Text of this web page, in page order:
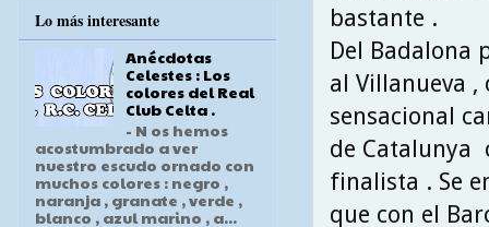
bastante .
Del Badalona
al Villanueva ,
sensacional
de Catalunya
finalista . Se
que con el
Lo más interesante
Anécdotas
Celestes : Los
colores del Real
Club Celta .
- N os hemos
acostumbrado a ver
nuestro escudo ornado con
muchos colores : negro ,
naranja , granate , verde ,
blanco , azul marino , a...